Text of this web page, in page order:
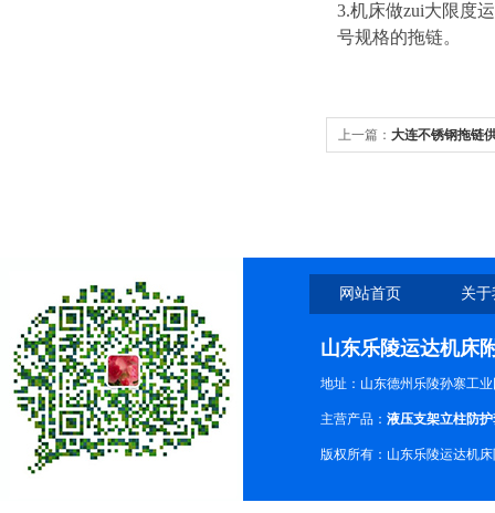
3.机床做zui大限度
号规格的拖链。
上一篇： 大连不锈钢拖链
网站首页 关
山东乐陵运达机床
地址：山东德州乐陵孙寨工
主营产品： 液压支架立柱防
版权所有：山东乐陵运达机